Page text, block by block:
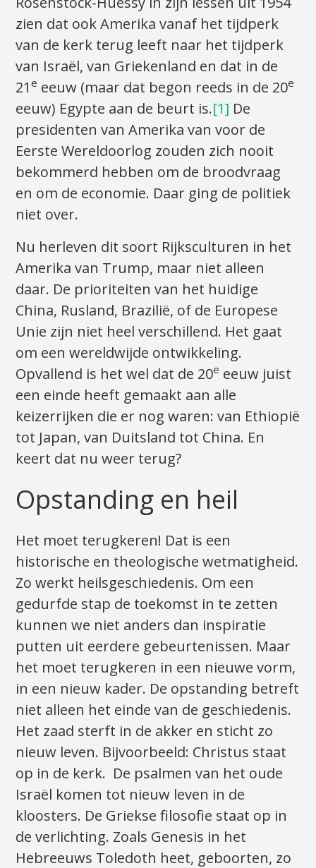
zien dat ook Amerika vanaf het tijdperk
van de kerk terug leeft naar het tijdperk
van Israël, van Griekenland en dat in de
21e eeuw (maar dat begon reeds in de 20e
eeuw) Egypte aan de beurt is.[1] De
presidenten van Amerika van voor de
Eerste Wereldoorlog zouden zich nooit
bekommerd hebben om de broodvraag
en om de economie. Daar ging de politiek
niet over.
Nu herleven dit soort Rijksculturen in het
Amerika van Trump, maar niet alleen
daar. De prioriteiten van het huidige
China, Rusland, Brazilië, of de Europese
Unie zijn niet heel verschillend. Het gaat
om een wereldwijde ontwikkeling.
Opvallend is het wel dat de 20e eeuw juist
een einde heeft gemaakt aan alle
keizerrijken die er nog waren: van Ethiopië
tot Japan, van Duitsland tot China. En
keert dat nu weer terug?
Opstanding en heil
Het moet terugkeren! Dat is een
historische en theologische wetmatigheid.
Zo werkt heilsgeschiedenis. Om een
gedurfde stap de toekomst in te zetten
kunnen we niet anders dan inspiratie
putten uit eerdere gebeurtenissen. Maar
het moet terugkeren in een nieuwe vorm,
in een nieuw kader. De opstanding betreft
niet alleen het einde van de geschiedenis.
Het zaad sterft in de akker en sticht zo
nieuw leven. Bijvoorbeeld: Christus staat
op in de kerk. De psalmen van het oude
Israël komen tot nieuw leven in de
kloosters. De Griekse filosofie staat op in
de verlichting. Zoals Genesis in het
Hebreeuws Toledoth heet, geboorten, zo